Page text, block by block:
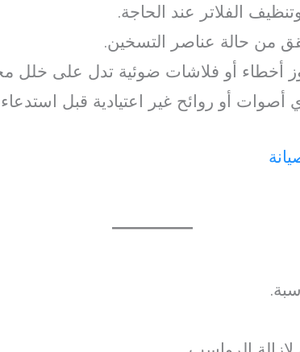
الفلاتر عند الحاجة.
من حالة عناصر التسخين.
أخطاء أو فلاشات ضوئية تدل على خلل
أو روائح غير اعتيادية قبل